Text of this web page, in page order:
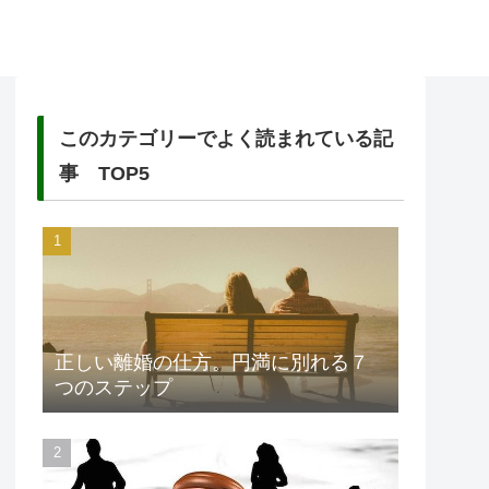
このカテゴリーでよく読まれている記
事 TOP5
正しい離婚の仕方。円満に別れる７
つのステップ